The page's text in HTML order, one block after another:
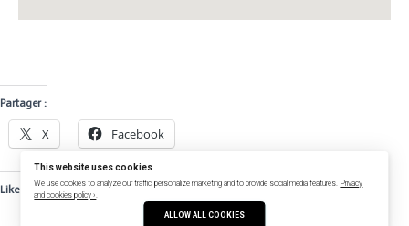
Partager :
X Facebook
Like this:
This website uses cookies
We use cookies to analyze our traffic, personalize marketing and to provide social media features. Privacy
and cookies policy ›
ALLOW ALL COOKIES